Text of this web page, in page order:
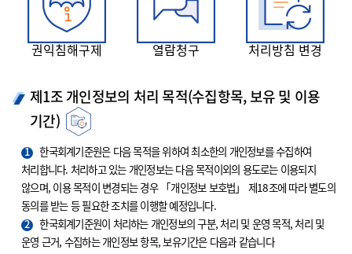
권익침해구제 열람청구 처리방침 변경
제1조 개인정보의 처리 목적(수집항목, 보유 및 이용
기간)
1
한국회계기준원은 다음 목적을 위하여 최소한의 개인정보를 수집하여
처리합니다. 처리하고 있는 개인정보는 다음 목적이외의 용도로는 이용되지
않으며, 이용 목적이 변경되는 경우 「개인정보 보호법」 제18조에 따라 별도의
동의를 받는 등 필요한 조치를 이행할 예정입니다.
2
한국회계기준원이 처리하는 개인정보의 구분, 처리 및 운영 목적, 처리 및
운영 근거, 수집하는 개인정보 항목, 보유기간은 다음과 같습니다